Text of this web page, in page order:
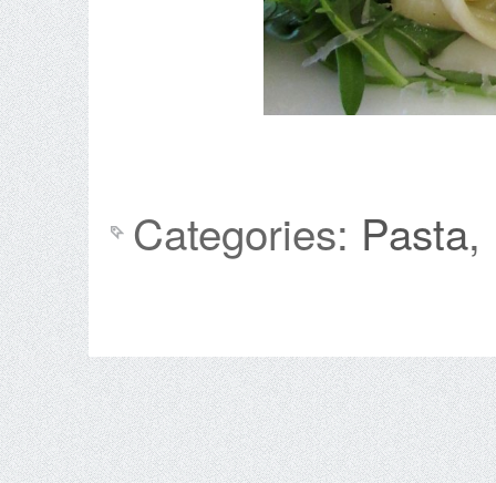
Categories: Pasta,